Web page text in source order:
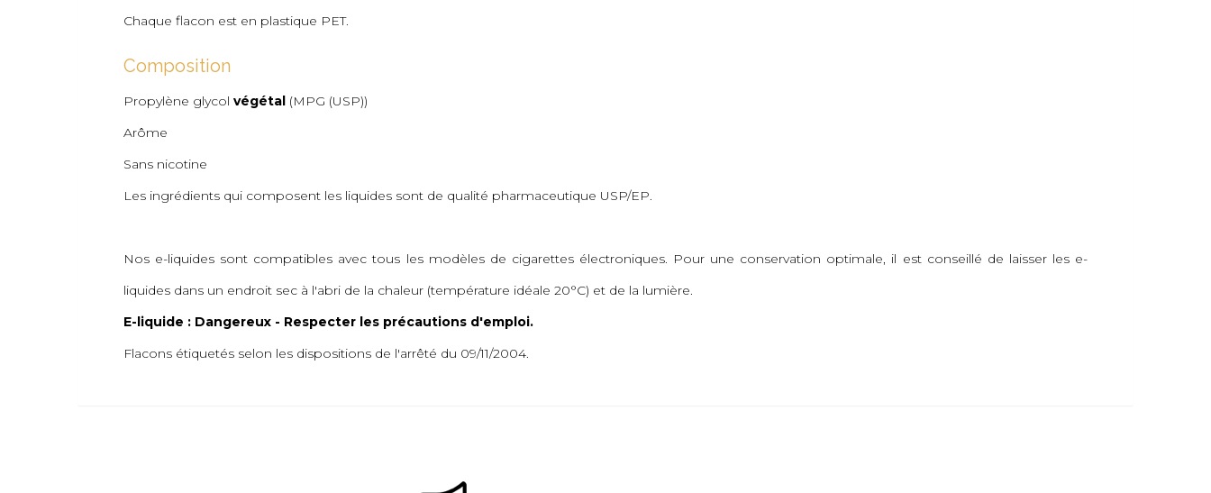
Chaque flacon est en plastique PET.
Composition
Propylène glycol végétal (MPG (USP))
Arôme
Sans nicotine
Les ingrédients qui composent les liquides sont de qualité pharmaceutique USP/EP.
Nos e-liquides sont compatibles avec tous les modèles de cigarettes électroniques. Pour une conservation optimale, il est conseillé de laisser les e-
liquides dans un endroit sec à l'abri de la chaleur (température idéale 20°C) et de la lumière.
E-liquide : Dangereux - Respecter les précautions d'emploi.
Flacons étiquetés selon les dispositions de l'arrêté du 09/11/2004.